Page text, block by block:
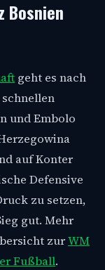
Bosnien
geht es nach
schnellen
und Embolo
auf Konter
Defensive
zu setzen,
gut. Mehr
zurWM
Fußball.